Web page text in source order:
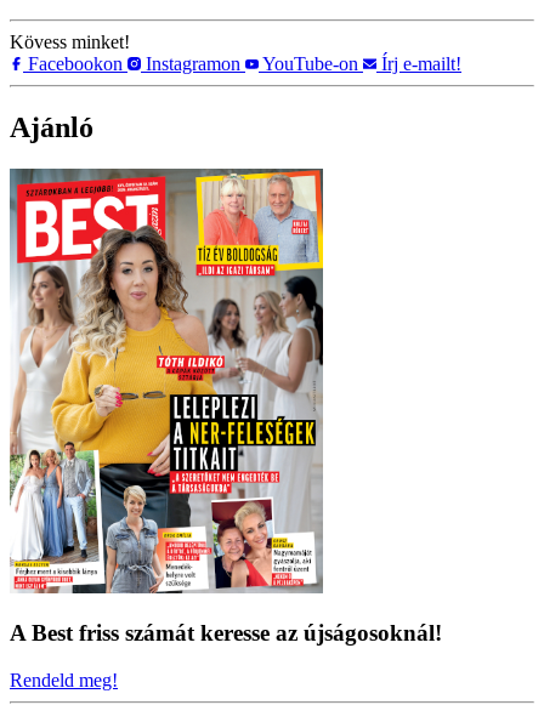
Kövess minket!
Facebookon
Instagramon YouTube-on Írj e-mailt!
Ajánló
A Best friss számát keresse az újságosoknál!
Rendeld meg!